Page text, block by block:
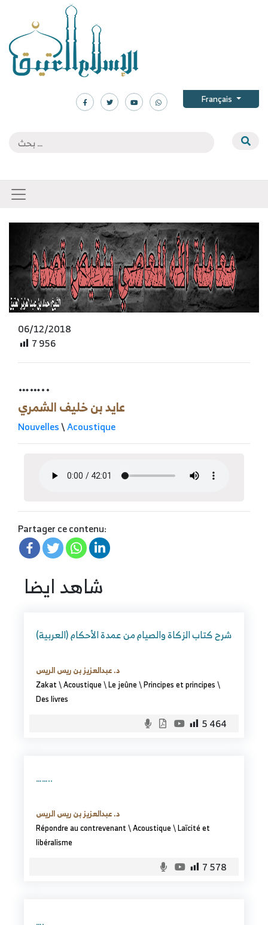
Français
06/12/2018
7 956
……..
عايد بن خليف الشمري
Nouvelles\Acoustique
Partager ce contenu:
شاهد ايضا
(العربية) شرح كتاب الزكاة والصيام من عمدة الأحكام
د. عبدالعزيز بن ريس الريس
Zakat\Acoustique\Le jeûne\Principes et principes\
Des livres
5 464
……..
د. عبدالعزيز بن ريس الريس
Répondre au contrevenant\Acoustique\Laïcité et
libéralisme
7 578
….